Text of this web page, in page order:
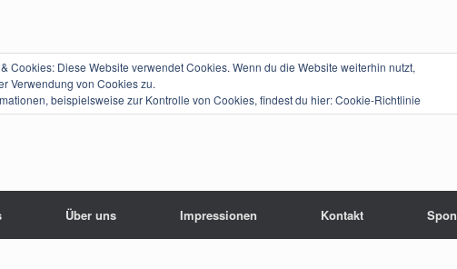
Cookies: Diese Website verwendet Cookies. Wenn du die Website weiterhin nutzt,
Verwendung von Cookies zu.
beispielsweise zur Kontrolle von Cookies, findest du hier:Cookie-Richtlinie
Über uns Impressionen Kontakt